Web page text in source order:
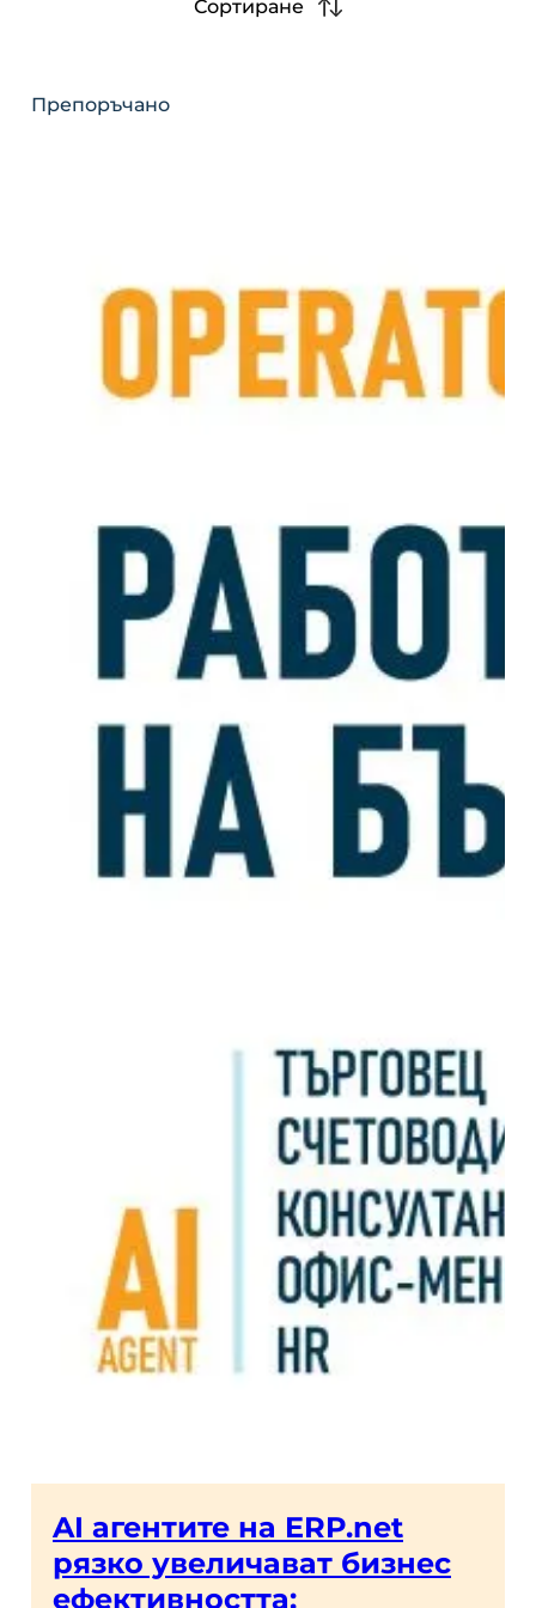
Сортиране
Препоръчано
AI агентите на ERP.net
рязко увеличават бизнес
ефективността: